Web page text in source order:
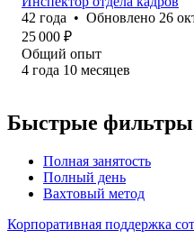
42 года • Обновлено 26
25 000 ₽
Общий опыт
4 года 10 месяцев
Быстрые фильтры
Полная занятость
Полный день
Вахтовый метод
Корпоративная поддержка